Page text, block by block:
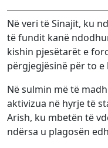
Në veri të Sinajit, ku
të fundit kanë
kishin pjesëtarët e
përgjegjësinë për to e
Në sulmin më të
aktivizua në hyrje të
Arish, ku mbetën të
ndërsa u plagosën